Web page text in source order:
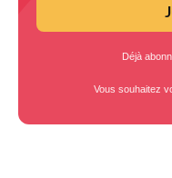
Déjà
Vous souhaitez